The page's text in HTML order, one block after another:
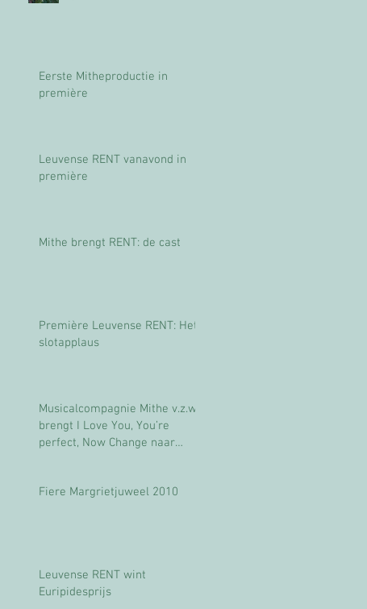
Eerste Mitheproductie in
première
Leuvense RENT vanavond in
première
Mithe brengt RENT: de cast
Première Leuvense RENT: Het
slotapplaus
Musicalcompagnie Mithe v.z.w
brengt I Love You, You’re
perfect, Now Change naar
Fiere Margrietjuweel 2010
Leuvense RENT wint
Euripidesprijs